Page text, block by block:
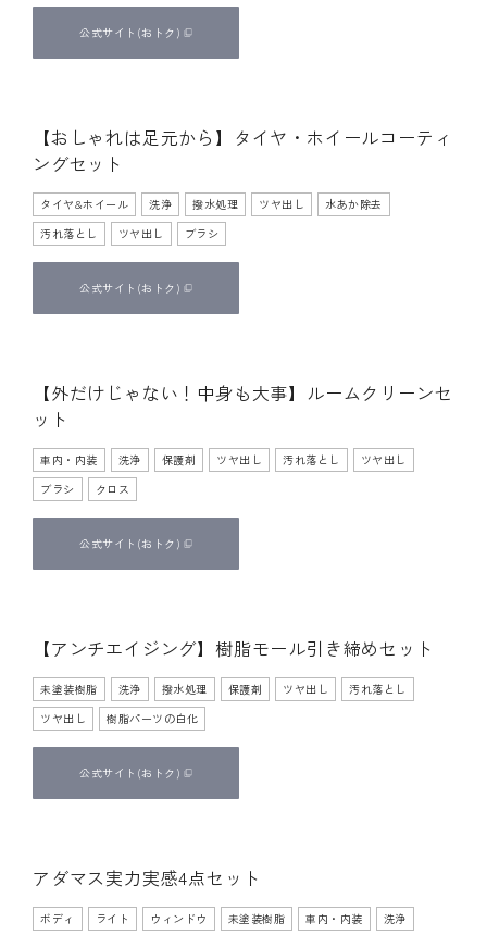
公式サイト (おトク)
手施工
【おしゃれは足元から】タイヤ・ホイールコーティ
ングセット
タイヤ&ホイール 洗浄 撥水処理 ツヤ出し
水あか除去
汚れ落とし
ツヤ出し ブラシ
公式サイト (おトク)
手施工
【外だけじゃない！中身も大事】ルームクリーンセ
ット
車内・内装 洗浄 保護剤 ツヤ出し 汚れ落とし
ツヤ出し
ブラシ
クロス
公式サイト (おトク)
手施工
【アンチエイジング】樹脂モール引き締めセット
未塗装樹脂 洗浄 撥水処理 保護剤 ツヤ出し
汚れ落とし
ツヤ出し
樹脂パーツの白化
公式サイト (おトク)
ポリッシャー使用
手施工
アダマス実力実感4点セット
ボディ ライト ウィンドウ 未塗装樹脂 車内・内装
洗浄